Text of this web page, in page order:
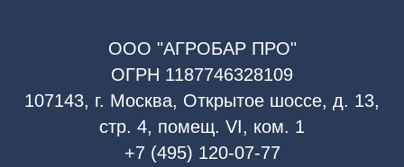
ООО "АГРОБАР ПРО"
ОГРН 1187746328109
107143, г. Москва, Открытое шоссе, д. 13,
стр. 4, помещ. VI, ком. 1
+7 (495) 120-07-77